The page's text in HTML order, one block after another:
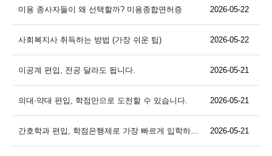
미용 종사자들이 왜 선택할까? 미용종합면허증 2026-05-22
사회복지사 취득하는 방법 (가장 쉬운 팁) 2026-05-22
이공계 편입, 전공 달라도 됩니다. 2026-05-21
의대·약대 편입, 학점만으로 도전할 수 있습니다. 2026-05-21
간호학과 편입, 학점은행제로 가장 빠르게 입학하는 법 2026-05-21